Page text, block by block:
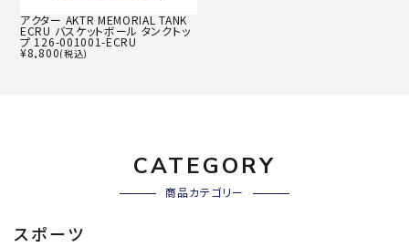
アクター AKTR MEMORIAL TANK
ECRU バスケットボール タンクトッ
プ 126-001001-ECRU
¥8,800(税込)
CATEGORY
商品カテゴリー
スポーツ